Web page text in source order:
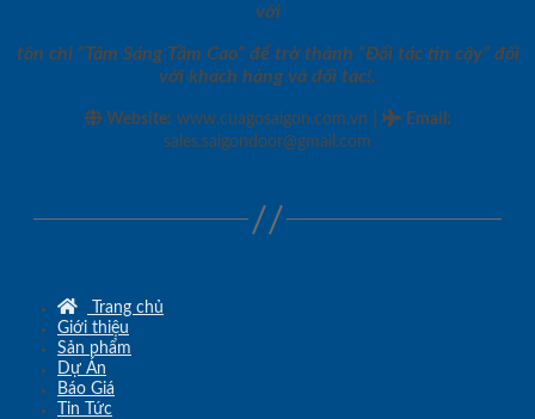
với
tôn chỉ “Tâm Sáng Tầm Cao” để trở thành “Đối tác tin cậy” đối
với khách hàng và đối tác!.
Website: www.cuagosaigon.com.vn Email :
sales.saigondoor@gmail.com
Trang chủ
Giới thiệu
Sản phẩm
Dự Án
Báo Giá
Tin Tức